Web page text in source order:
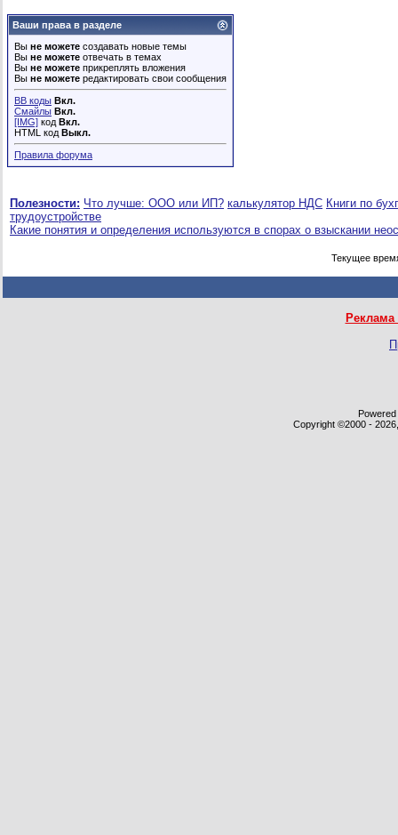
Ваши права в разделе
Вы не можете создавать новые темы
Вы не можете отвечать в темах
Вы не можете прикреплять вложения
Вы не можете редактировать свои сообщения
BB коды Вкл.
Смайлы Вкл.
[IMG] код Вкл.
HTML код Выкл.
Правила форума
Полезности: Что лучше: ООО или ИП? калькулятор НДС Книги по
трудоустройстве
Какие понятия и определения используются в спорах о взыскании
Текущее
Copyright ©2000 -